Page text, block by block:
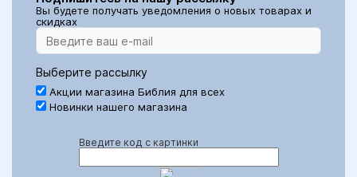
Вы будете получать уведомления о новых товарах и
скидках
Выберите рассылку
Акции магазина Библия для всех
Новинки нашего магазина
Введите код с картинки